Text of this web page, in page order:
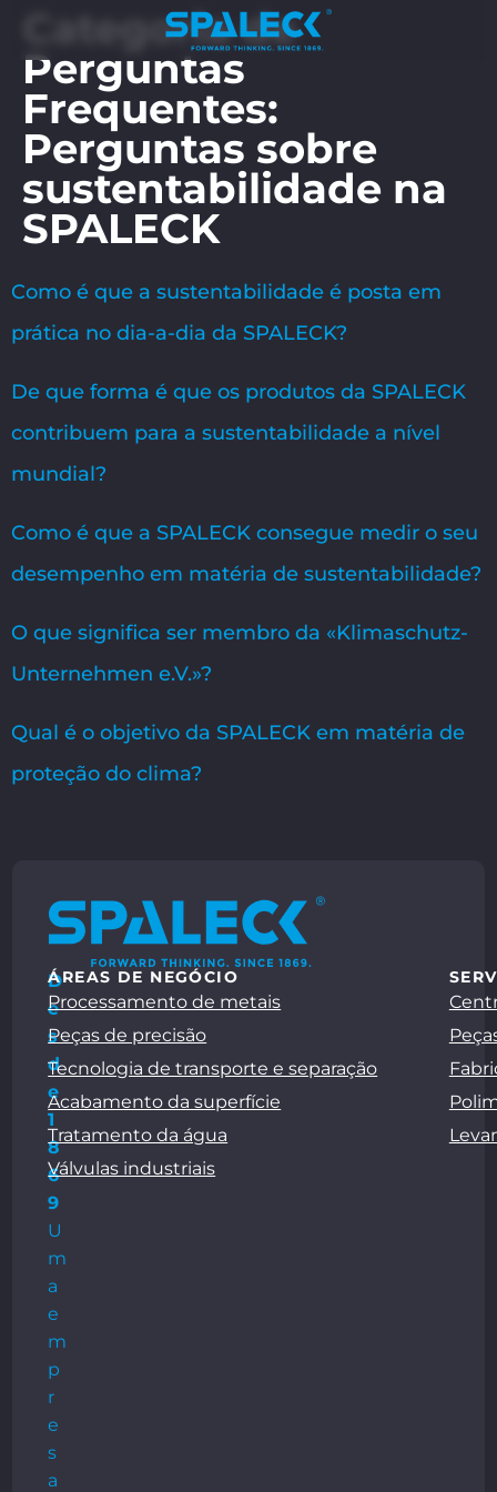
Categoria de
Perguntas
Frequentes:
Perguntas sobre
sustentabilidade na
SPALECK
Como é que a sustentabilidade é posta em
prática no dia-a-dia da SPALECK?
De que forma é que os produtos da SPALECK
contribuem para a sustentabilidade a nível
mundial?
Como é que a SPALECK consegue medir o seu
desempenho em matéria de sustentabilidade?
O que significa ser membro da «Klimaschutz-
Unternehmen e.V.»?
Qual é o objetivo da SPALECK em matéria de
proteção do clima?
D
e
s
d
e
1
8
6
9
U
m
a
e
m
p
r
e
s
a
ÁREAS DE NEGÓCIO
Processamento de metais
Peças de precisão
Tecnologia de transporte e separação
Acabamento da superfície
Tratamento da água
Válvulas industriais